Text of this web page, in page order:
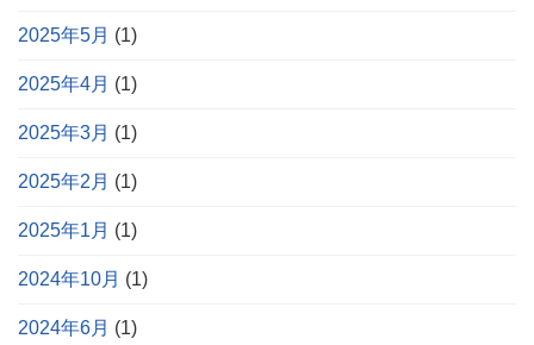
2025年5月 (1)
2025年4月 (1)
2025年3月 (1)
2025年2月 (1)
2025年1月 (1)
2024年10月 (1)
2024年6月 (1)